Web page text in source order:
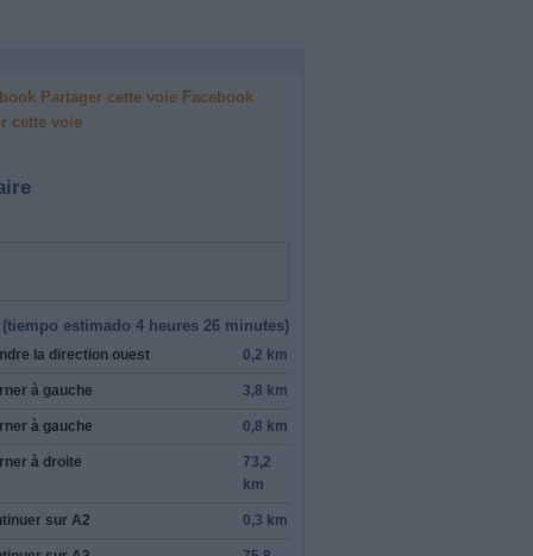
Facebook
cette voie
tiempo estimado 4 heures 26 minutes)
la direction ouest 0,2 km
à gauche 3,8 km
à gauche 0,8 km
à droite
73,2
km
sur A2 0,3 km